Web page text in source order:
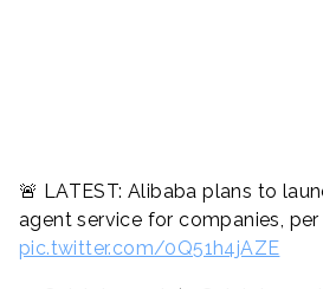
🚨 LATEST: Alibaba plans to
agent service for companies,
pic.twitter.com/0Q51h4jAZE